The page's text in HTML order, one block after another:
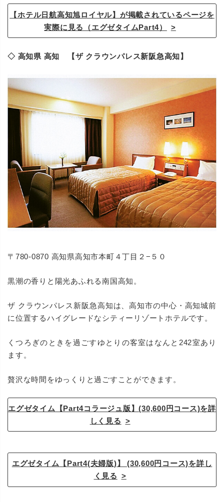
【ホテル日航高知旭ロイヤル】が掲載されているページを
実際に見る（エグゼタイムPart4）
◇ 高知県 高知 【ザ クラウンパレス新阪急高知】
〒780-0870 高知県高知市本町４丁目２−５０
黒潮の香りと陽光あふれる南国高知。
ザ クラウンパレス新阪急高知は、高知市の中心・高知城前
に位置するハイグレードなシティーリゾートホテルです。
くつろぎのときを過ごすゆとりの客室はなんと242室あり
ます。
贅沢な時間をゆっくりと過ごすことができます。
エグゼタイム【Part4コラージュ版】(30,600円コース)を詳
しく見る
エグゼタイム【Part4(夫婦版)】 (30,600円コース)を詳し
く見る